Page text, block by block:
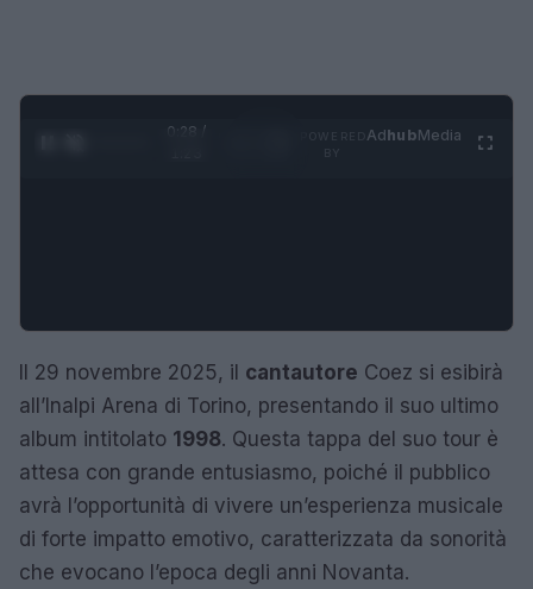
0:29 /
AdhubMedia
Il 29 novembre 2025, il cantautore Coez si esibirà
all’Inalpi Arena di Torino, presentando il suo ultimo
album intitolato 1998. Questa tappa del suo tour è
attesa con grande entusiasmo, poiché il pubblico
avrà l’opportunità di vivere un’esperienza musicale
di forte impatto emotivo, caratterizzata da sonorità
che evocano l’epoca degli anni Novanta.